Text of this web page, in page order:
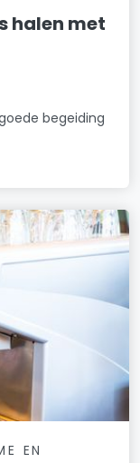
halen met
begeiding
EN